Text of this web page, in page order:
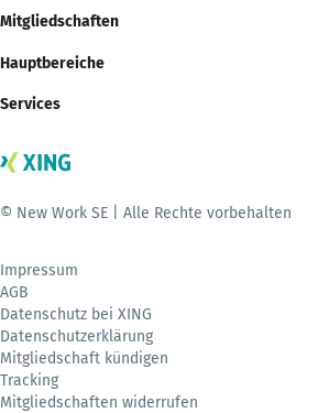
Mitgliedschaften
Hauptbereiche
Services
© New Work SE | Alle Rechte vorbehalten
Impressum
AGB
Datenschutz bei XING
Datenschutzerklärung
Mitgliedschaft kündigen
Tracking
Mitgliedschaften widerrufen